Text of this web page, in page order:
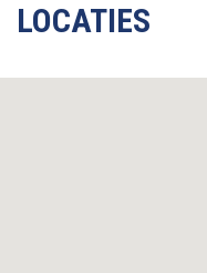
LOCATIES